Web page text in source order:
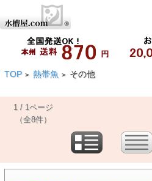
TOP > 熱帯魚 > その他
1 / 1ページ
（全8件）